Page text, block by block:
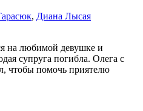
, Диана Лысая
на любимой девушке и
супруга погибла. Олега с
чтобы помочь приятелю